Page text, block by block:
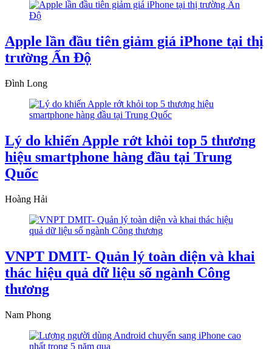
Apple lần đầu tiên giảm giá iPhone tại thị
trường Ấn Độ
Đình Long
Lý do khiến Apple rớt khỏi top 5 thương
hiệu smartphone hàng đầu tại Trung
Quốc
Hoàng Hải
VNPT DMIT- Quản lý toàn diện và khai
thác hiệu quả dữ liệu số ngành Công
thương
Nam Phong